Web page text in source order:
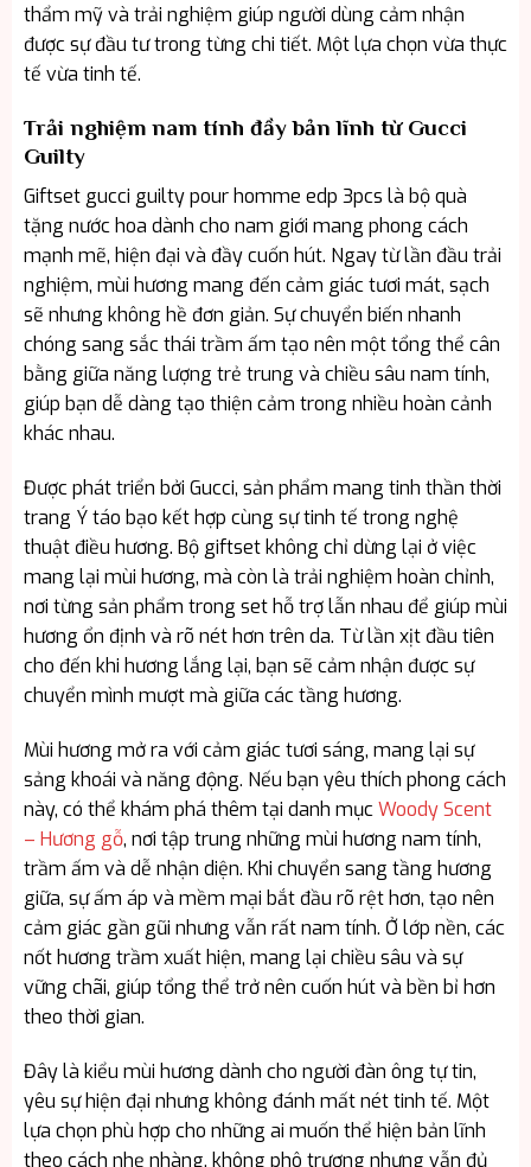
thẩm mỹ và trải nghiệm giúp người dùng cảm nhận
được sự đầu tư trong từng chi tiết. Một lựa chọn vừa thực
tế vừa tinh tế.
Trải nghiệm nam tính đầy bản lĩnh từ Gucci
Guilty
Giftset gucci guilty pour homme edp 3pcs là bộ quà
tặng nước hoa dành cho nam giới mang phong cách
mạnh mẽ, hiện đại và đầy cuốn hút. Ngay từ lần đầu trải
nghiệm, mùi hương mang đến cảm giác tươi mát, sạch
sẽ nhưng không hề đơn giản. Sự chuyển biến nhanh
chóng sang sắc thái trầm ấm tạo nên một tổng thể cân
bằng giữa năng lượng trẻ trung và chiều sâu nam tính,
giúp bạn dễ dàng tạo thiện cảm trong nhiều hoàn cảnh
khác nhau.
Được phát triển bởi Gucci, sản phẩm mang tinh thần thời
trang Ý táo bạo kết hợp cùng sự tinh tế trong nghệ
thuật điều hương. Bộ giftset không chỉ dừng lại ở việc
mang lại mùi hương, mà còn là trải nghiệm hoàn chỉnh,
nơi từng sản phẩm trong set hỗ trợ lẫn nhau để giúp mùi
hương ổn định và rõ nét hơn trên da. Từ lần xịt đầu tiên
cho đến khi hương lắng lại, bạn sẽ cảm nhận được sự
chuyển mình mượt mà giữa các tầng hương.
Mùi hương mở ra với cảm giác tươi sáng, mang lại sự
sảng khoái và năng động. Nếu bạn yêu thích phong cách
này, có thể khám phá thêm tại danh mụcWoody Scent
– Hương gỗ, nơi tập trung những mùi hương nam tính,
trầm ấm và dễ nhận diện. Khi chuyển sang tầng hương
giữa, sự ấm áp và mềm mại bắt đầu rõ rệt hơn, tạo nên
cảm giác gần gũi nhưng vẫn rất nam tính. Ở lớp nền, các
nốt hương trầm xuất hiện, mang lại chiều sâu và sự
vững chãi, giúp tổng thể trở nên cuốn hút và bền bỉ hơn
theo thời gian.
Đây là kiểu mùi hương dành cho người đàn ông tự tin,
yêu sự hiện đại nhưng không đánh mất nét tinh tế. Một
lựa chọn phù hợp cho những ai muốn thể hiện bản lĩnh
theo cách nhẹ nhàng, không phô trương nhưng vẫn đủ